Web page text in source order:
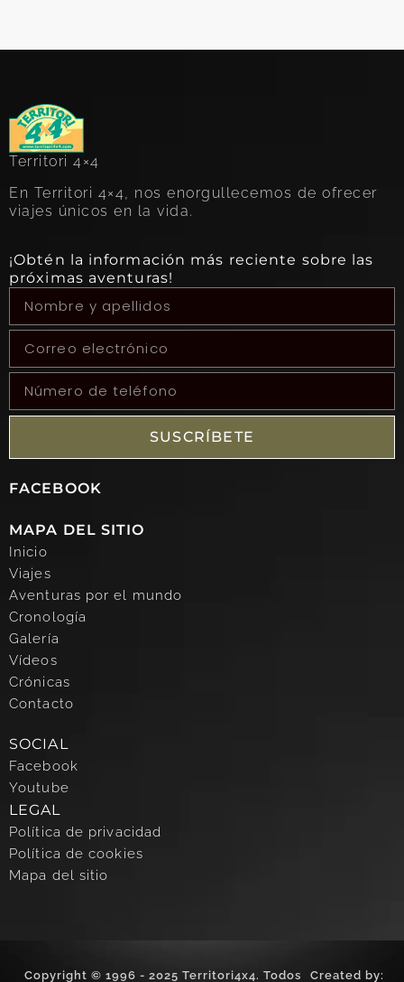
Territori 4×4
En Territori 4×4, nos enorgullecemos de ofrecer
viajes únicos en la vida.
¡Obtén la información más reciente sobre las
próximas aventuras!
SUSCRÍBETE
FACEBOOK
MAPA DEL SITIO
Inicio
Viajes
Aventuras por el mundo
Cronología
Galería
Vídeos
Crónicas
Contacto
SOCIAL
Facebook
Youtube
LEGAL
Política de privacidad
Política de cookies
Mapa del sitio
Copyright © 1996 - 2025 Territori4x4. Todos Created by: